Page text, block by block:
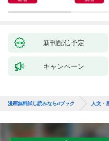
新刊配信予定
キャンペーン
漫画無料試し読みならdブック 人文・